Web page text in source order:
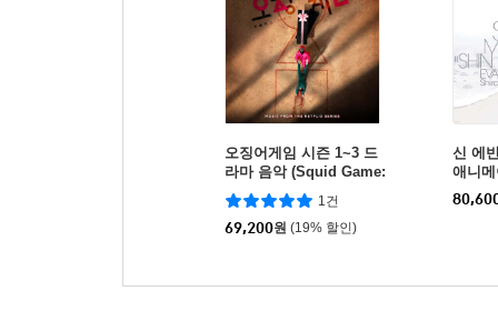
오징어게임 시즌 1~3 드
라마 음악 (Squid Game:
Music From The Netflix
Original Series OST)
[핑크 & 그린 컬러 2LP]
1건
69,200원 (19% 할인)
신 에
애니
by